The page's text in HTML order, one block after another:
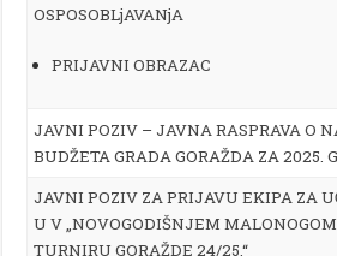
OSPOSOBLjAVANjA
PRIJAVNI OBRAZAC
JAVNI POZIV – JAVNA RASPRAVA O
BUDŽETA GRADA GORAŽDA ZA 2025.
JAVNI POZIV ZA PRIJAVU EKIPA ZA
U V „NOVOGODIŠNJEM
TURNIRU GORAŽDE 24/25.“